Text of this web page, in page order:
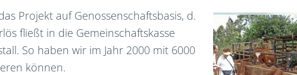
Projekt auf Genossenschaftsbasis, d.
fließt in die Gemeinschaftskasse
So haben wir im Jahr 2000 mit 6000
können.